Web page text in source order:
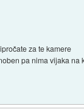
za te kamere
pa nima vijaka